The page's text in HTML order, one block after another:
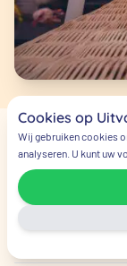
Wie
een
Cookies op
Wij gebruiken cookies
analyseren. U kunt uw